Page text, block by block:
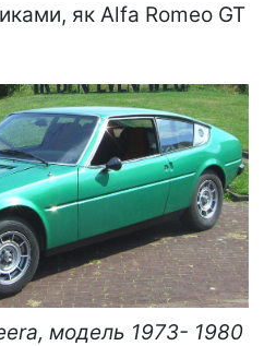
як Alfa Romeo GT
модель 1973- 1980